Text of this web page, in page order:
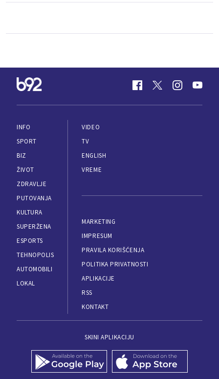
INFO
SPORT
BIZ
ŽIVOT
ZDRAVLJE
PUTOVANJA
KULTURA
SUPERŽENA
ESPORTS
TEHNOPOLIS
AUTOMOBILI
LOKAL
VIDEO
TV
ENGLISH
VREME
MARKETING
IMPRESUM
PRAVILA KORIŠĆENJA
POLITIKA PRIVATNOSTI
APLIKACIJE
RSS
KONTAKT
SKINI APLIKACIJU